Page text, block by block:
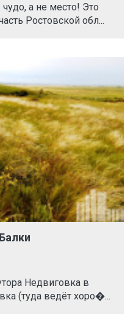
а не место! Это
Ростовской обл...
Недвиговка в
(туда ведёт хоро�...